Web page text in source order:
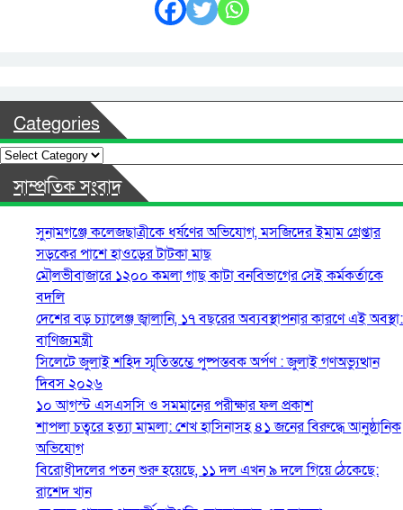
Categories
Categories
সাম্প্রতিক সংবাদ
সুনামগঞ্জে কলেজছাত্রীকে ধর্ষণের অভিযোগ, মসজিদের ইমাম গ্রেপ্তার
সড়কের পাশে হাওড়ের টাটকা মাছ
মৌলভীবাজারে ১২০০ কমলা গাছ কাটা বনবিভাগের সেই কর্মকর্তাকে
বদলি
দেশের বড় চ্যালেঞ্জ জ্বালানি, ১৭ বছরের অব্যবস্থাপনার কারণে এই অবস্থা:
বাণিজ্যমন্ত্রী
সিলেটে জুলাই শহিদ স্মৃতিস্তম্ভে পুষ্পস্তবক অর্পণ : জুলাই গণঅভ্যুত্থান
দিবস ২০২৬
১০ আগস্ট এসএসসি ও সমমানের পরীক্ষার ফল প্রকাশ
শাপলা চত্বরে হত্যা মামলা: শেখ হাসিনাসহ ৪১ জনের বিরুদ্ধে আনুষ্ঠানিক
অভিযোগ
বিরোধীদলের পতন শুরু হয়েছে, ১১ দল এখন ৯ দলে গিয়ে ঠেকেছে:
রাশেদ খান